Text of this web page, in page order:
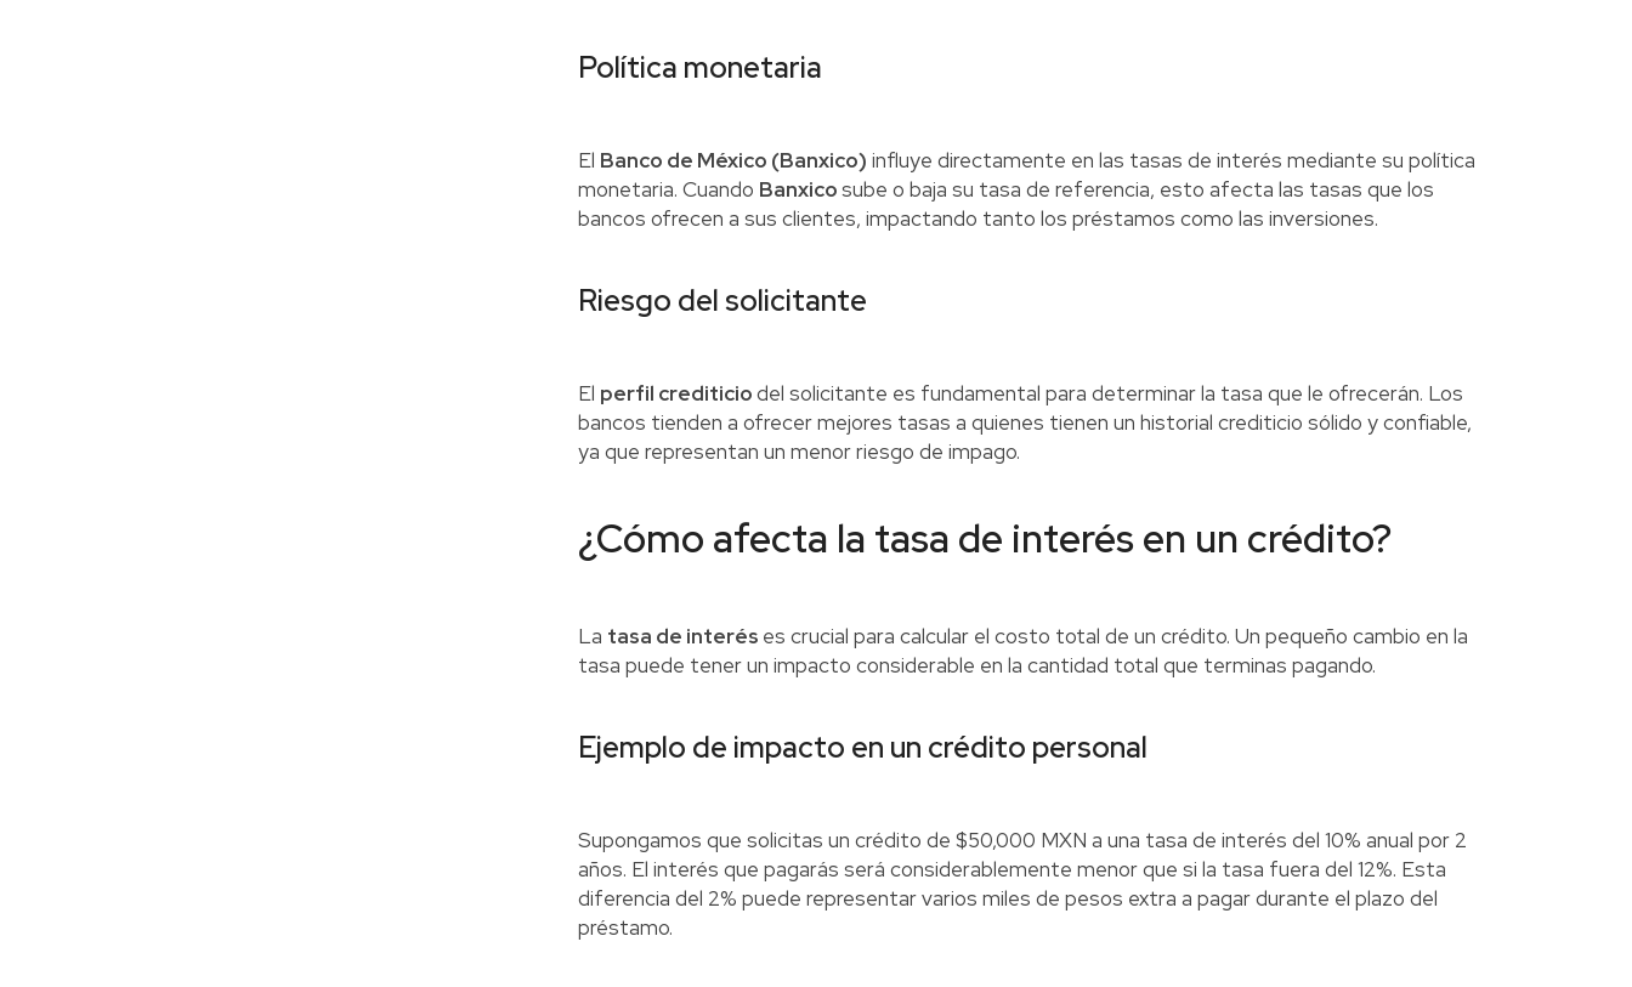
Política monetaria
El Banco de México (Banxico) influye directamente en las tasas de interés mediante su política
monetaria. Cuando Banxicosube o baja su tasa de referencia, esto afecta las tasas que los
bancos ofrecen a sus clientes, impactando tanto los préstamos como las inversiones.
Riesgo del solicitante
El perfil crediticiodel solicitante es fundamental para determinar la tasa que le ofrecerán. Los
bancos tienden a ofrecer mejores tasas a quienes tienen un historial crediticio sólido y confiable,
ya que representan un menor riesgo de impago.
¿Cómo afecta la tasa de interés en un crédito?
La tasa de interés es crucial para calcular el costo total de un crédito. Un pequeño cambio en la
tasa puede tener un impacto considerable en la cantidad total que terminas pagando.
Ejemplo de impacto en un crédito personal
Supongamos que solicitas un crédito de $50,000 MXN a una tasa de interés del 10% anual por 2
años. El interés que pagarás será considerablemente menor que si la tasa fuera del 12%. Esta
diferencia del 2% puede representar varios miles de pesos extra a pagar durante el plazo del
préstamo.